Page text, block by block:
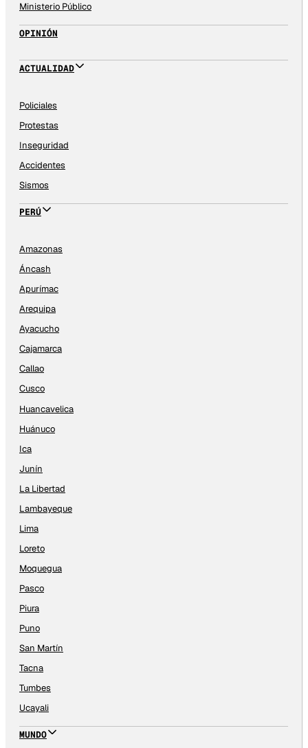
Ministerio Público
OPINIÓN
ACTUALIDAD
Policiales
Protestas
Inseguridad
Accidentes
Sismos
PERÚ
Amazonas
Áncash
Apurímac
Arequipa
Ayacucho
Cajamarca
Callao
Cusco
Huancavelica
Huánuco
Ica
Junín
La Libertad
Lambayeque
Lima
Loreto
Moquegua
Pasco
Piura
Puno
San Martín
Tacna
Tumbes
Ucayali
MUNDO